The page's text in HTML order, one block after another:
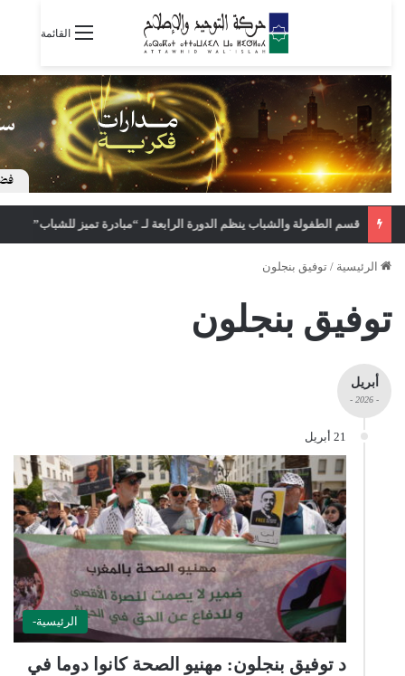
القائمة
قسم الطفولة والشباب ينظم الدورة الرابعة لـ “مبادرة تميز للشباب”
الرئيسية / توفيق بنجلون
توفيق بنجلون
أبريل
- 2026 -
21 أبريل
الرئيسية-
د توفيق بنجلون: مهنيو الصحة كانوا دوما في